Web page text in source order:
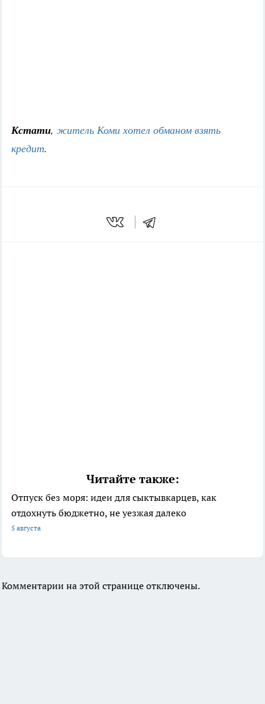
Кстати, житель Коми хотел обманом взять
кредит.
Читайте также:
Отпуск без моря: идеи для сыктывкарцев, как
отдохнуть бюджетно, не уезжая далеко
5 августа
Комментарии на этой странице отключены.